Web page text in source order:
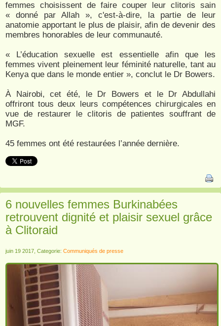
femmes choisissent de faire couper leur clitoris sain
« donné par Allah », c'est-à-dire, la partie de leur
anatomie apportant le plus de plaisir, afin de devenir des
membres honorables de leur communauté.
« L’éducation sexuelle est essentielle afin que les
femmes vivent pleinement leur féminité naturelle, tant au
Kenya que dans le monde entier », conclut le Dr Bowers.
À Nairobi, cet été, le Dr Bowers et le Dr Abdullahi
offriront tous deux leurs compétences chirurgicales en
vue de restaurer le clitoris de patientes souffrant de
MGF.
45 femmes ont été restaurées l’année dernière.
6 nouvelles femmes Burkinabées
retrouvent dignité et plaisir sexuel grâce
à Clitoraid
juin 19 2017, Categorie: Communiqués de presse